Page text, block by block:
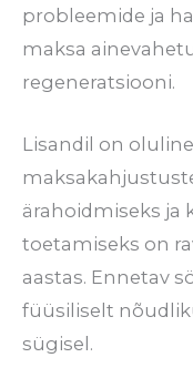
probleemide ja
maksa
regeneratsiooni.
Lisandil on
ärahoidmiseks ja
toetamiseks on
aastas. Ennetav
füüsiliselt
sügisel.